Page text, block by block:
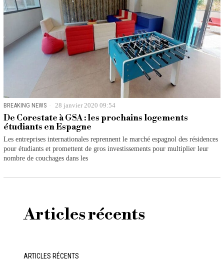
BREAKING NEWS 28 janvier 2020 09:54
De Corestate à GSA : les prochains logements
étudiants en Espagne
Les entreprises internationales reprennent le marché espagnol des résidences
pour étudiants et promettent de gros investissements pour multiplier leur
nombre de couchages dans les
Articles récents
ARTICLES RÉCENTS